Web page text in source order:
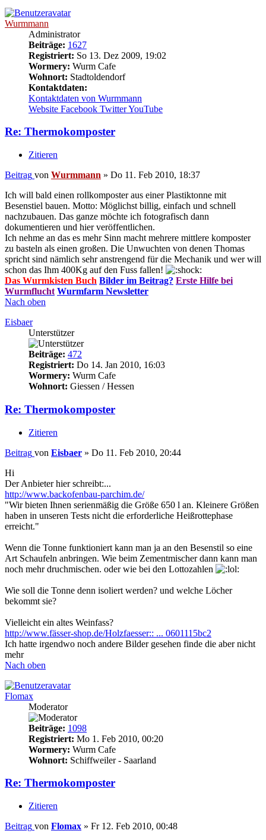
Wurmmann
Administrator
Beiträge: 1627
Registriert: So 13. Dez 2009, 19:02
Wormery: Wurm Cafe
Wohnort: Stadtoldendorf
Kontaktdaten:
Kontaktdaten von Wurmmann
Website Facebook TwitterYouTube
Re: Thermokomposter
Zitieren
Beitrag von Wurmmann » Do 11. Feb 2010, 18:37
Ich will bald einen rollkomposter aus einer Plastiktonne mit
Besenstiel bauen. Motto: Möglichst billig, einfach und schnell
nachzubauen. Das ganze möchte ich fotografisch dann
dokumentieren und hier veröffentlichen.
Ich nehme an das es mehr Sinn macht mehrere mittlere komposter
zu basteln als einen großen. Die Unwuchten von denen Thomas
spricht sind nämlich sehr anstrengend für die Mechanik und wer will
schon das Ihm 400Kg auf den Fuss fallen!
Das Wurmkisten Buch Bilder im Beitrag? Erste Hilfe bei
Wurmflucht Wurmfarm Newsletter
Nach oben
Eisbaer
Unterstützer
Beiträge: 472
Registriert: Do 14. Jan 2010, 16:03
Wormery: Wurm Cafe
Wohnort: Giessen / Hessen
Re: Thermokomposter
Zitieren
Beitrag von Eisbaer » Do 11. Feb 2010, 20:44
Hi
Der Anbieter hier schreibt:...
http://www.backofenbau-parchim.de/
"Wir bieten Ihnen serienmäßig die Größe 650 l an. Kleinere Größen
haben in unseren Tests nicht die erforderliche Heißrottephase
erreicht."
Wenn die Tonne funktioniert kann man ja an den Besenstil so eine
Art Schaufeln anbringen. Wie beim Zementmischer dann kann man
noch mehr druchmischen. oder wie bei den Lottozahlen
Wie soll die Tonne denn isoliert werden? und welche Löcher
bekommt sie?
Vielleicht ein altes Weinfass?
http://www.fässer-shop.de/Holzfaesser:: ... 0601115bc2
Ich hatte irgendwo noch andere Bilder gesehen finde die aber nicht
mehr
Nach oben
Flomax
Moderator
Beiträge: 1098
Registriert: Mo 1. Feb 2010, 00:20
Wormery: Wurm Cafe
Wohnort: Schiffweiler - Saarland
Re: Thermokomposter
Zitieren
Beitrag von Flomax » Fr 12. Feb 2010, 00:48